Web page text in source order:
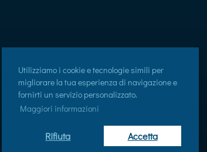
Utilizziamo i cookie e tecnologie simili per
migliorare la tua esperienza di navigazione e
fornirti un servizio personalizzato.
Maggiori informazioni
Rifiuta Accetta